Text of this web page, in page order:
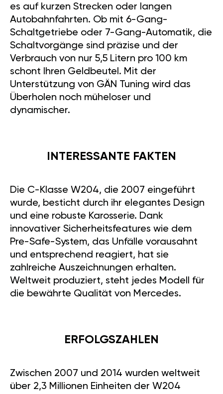
es auf kurzen Strecken oder langen
Autobahnfahrten. Ob mit 6-Gang-
Schaltgetriebe oder 7-Gang-Automatik, die
Schaltvorgänge sind präzise und der
Verbrauch von nur 5,5 Litern pro 100 km
schont Ihren Geldbeutel. Mit der
Unterstützung von GÄN Tuning wird das
Überholen noch müheloser und
dynamischer.
INTERESSANTE FAKTEN
Die C-Klasse W204, die 2007 eingeführt
wurde, besticht durch ihr elegantes Design
und eine robuste Karosserie. Dank
innovativer Sicherheitsfeatures wie dem
Pre-Safe-System, das Unfälle vorausahnt
und entsprechend reagiert, hat sie
zahlreiche Auszeichnungen erhalten.
Weltweit produziert, steht jedes Modell für
die bewährte Qualität von Mercedes.
ERFOLGSZAHLEN
Zwischen 2007 und 2014 wurden weltweit
über 2,3 Millionen Einheiten der W204